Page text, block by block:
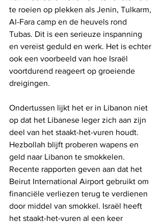
te roeien op plekken als Jenin, Tulkarm,
Al-Fara camp en de heuvels rond
Tubas. Dit is een serieuze inspanning
en vereist geduld en werk. Het is echter
ook een voorbeeld van hoe Israël
voortdurend reageert op groeiende
dreigingen.
Ondertussen lijkt het er in Libanon niet
op dat het Libanese leger zich aan zijn
deel van het staakt-het-vuren houdt.
Hezbollah blijft proberen wapens en
geld naar Libanon te smokkelen.
Recente rapporten geven aan dat het
Beirut International Airport gebruikt om
financiële verliezen terug te verdienen
door middel van smokkel. Israël heeft
het staakt-het-vuren al een keer